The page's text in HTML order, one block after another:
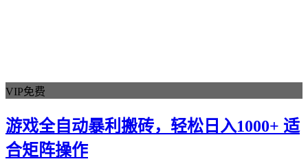
课程教学
美工设计
内容搬运
今日头条
VIP免费
游戏全自动暴利搬砖，轻松日入1000+ 适
合矩阵操作